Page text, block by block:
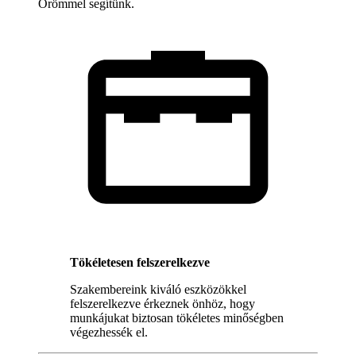
Örömmel segítünk.
Tökéletesen felszerelkezve
Szakembereink kiváló eszközökkel
felszerelkezve érkeznek önhöz, hogy
munkájukat biztosan tökéletes minőségben
végezhessék el.